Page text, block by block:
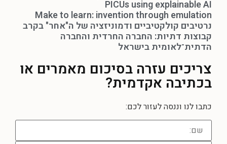
PICUs using explainable AI
Make to learn: invention through emulation
נרטיבים קולקטיביים ודמוניזציה של ה"אחר" בקרב
קבוצות דתיות: החברה החרדית והחברה
הדתית־לאומית בישראל
צריכים עזרה בסיכום מאמרים או
בכתיבה אקדמית?
כתבו לנו וננסה לעזור לכם: